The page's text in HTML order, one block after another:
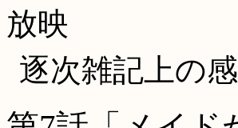
放映
逐次雑記上の